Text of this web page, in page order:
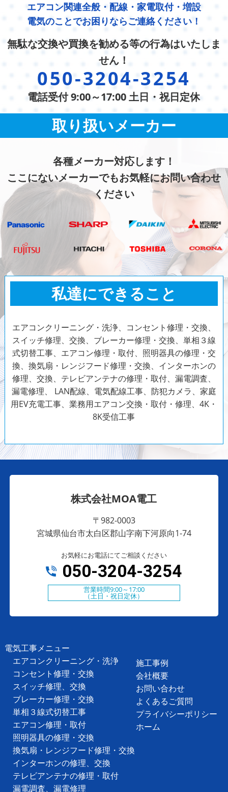
エアコン関連全般・配線・家電取付・増設
電気のことでお困りならご連絡ください！
無駄な交換や買換を勧める等の行為はいたしま
せん！
050-3204-3254
電話受付 9:00～17:00 土日・祝日定休
取り扱いメーカー
各種メーカー対応します！
ここにないメーカーでもお気軽にお問い合わせ
ください
私達にできること
エアコンクリーニング・洗浄、コンセント修理・交換、
スイッチ修理、交換、ブレーカー修理・交換、単相３線
式切替工事、エアコン修理・取付、照明器具の修理・交
換、換気扇・レンジフード修理・交換、インターホンの
修理、交換、テレビアンテナの修理・取付、漏電調査、
漏電修理、 LAN配線、電気配線工事、防犯カメラ、家庭
用EV充電工事、業務用エアコン交換・取付・修理、4K・
8K受信工事
株式会社MOA電工
〒982-0003
宮城県仙台市太白区郡山字南下河原向1-74
お気軽にお電話にてご相談ください
050-3204-3254
営業時間9:00～17:00
（土日・祝日定休）
電気工事メニュー
エアコンクリーニング・洗浄
コンセント修理・交換
スイッチ修理、交換
ブレーカー修理・交換
単相３線式切替工事
エアコン修理・取付
照明器具の修理・交換
換気扇・レンジフード修理・交換
インターホンの修理、交換
テレビアンテナの修理・取付
漏電調査、漏電修理
施工事例
会社概要
お問い合わせ
よくあるご質問
プライバシーポリシー
ホーム